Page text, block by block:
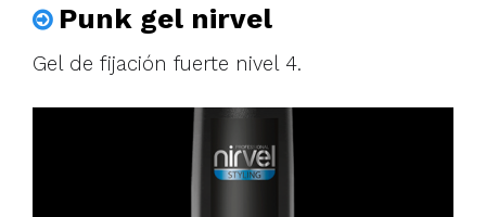
Punk gel nirvel
Gel de fijación fuerte nivel 4.